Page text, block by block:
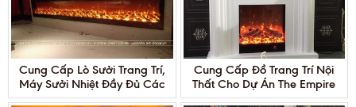
Cung Cấp Lò Sưởi Trang Trí,
Máy Sưởi Nhiệt Đầy Đủ Các
Kích Thước Theo Yêu Cầu
Cung Cấp Đồ Trang Trí Nội
Thất Cho Dự Án The Empire
vinhomes Ocean Park